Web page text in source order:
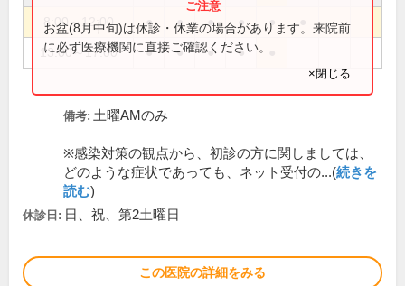
8:00～12:00 ● ● ● ● ●
13:00～17:00 ● ● ● ●
お盆(8月中旬)は休診・休業の場合があります。来院前
に必ず医療機関に直接ご確認ください。
×閉じる
備考: 土曜AMのみ
※感染対策の観点から、初診の方に関しましては、
どのような症状であっても、ネット受付の...(続きを
読む)
休診日: 日、祝、第2土曜日
この医院の詳細をみる